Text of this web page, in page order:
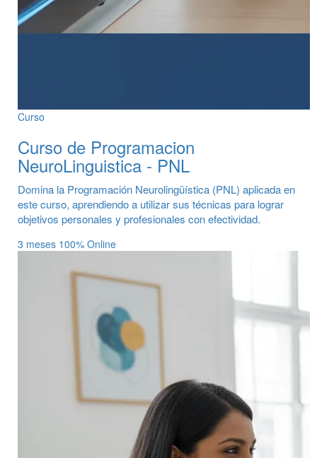
Curso
Curso de Programacion
NeuroLinguistica - PNL
Domina la Programación Neurolingüística (PNL) aplicada en
este curso, aprendiendo a utilizar sus técnicas para lograr
objetivos personales y profesionales con efectividad.
3 meses 100% Online